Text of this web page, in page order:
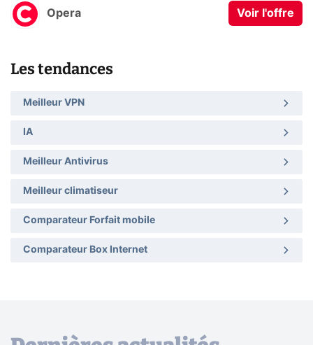
Opera Voir l'offre
Les tendances
Meilleur VPN
IA
Meilleur Antivirus
Meilleur climatiseur
Comparateur Forfait mobile
Comparateur Box Internet